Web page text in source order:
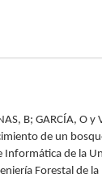
B; GARCÍA, O
de un
Informática de la
Forestal de